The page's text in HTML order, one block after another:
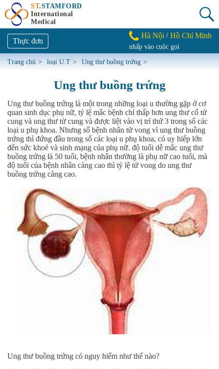
ST.STAMFORD
International
Medical
Thực đơn
Hà Nội / Hồ Chí Minh
nhấp vào cuộc gọi
Trang chủ > loại U.T > Ung thư buồng trứng >
Ung thư buồng trứng
Ung thư buồng trứng là một trong những loại u thường gặp ở cơ
quan sinh dục phụ nữ, tỷ lệ mắc bệnh chỉ thấp hơn ung thư cổ tử
cung và ung thư tử cung và được liệt vào vị trí thứ 3 trong số các
loại u phụ khoa. Nhưng số bệnh nhân tử vong vì ung thư buồng
trứng thì đứng đầu trong số các loại u phụ khoa, có uy hiếp lớn
đến sức khoẻ và sinh mạng của phụ nữ. độ tuổi dễ mắc ung thư
buồng trứng là 50 tuổi, bệnh nhân thường là phụ nữ cao tuổi, mà
độ tuổi của bệnh nhân càng cao thì tỷ lệ tử vong do ung thư
buồng trứng càng cao.
Ung thư buồng trứng có nguy hiểm như thế nào?